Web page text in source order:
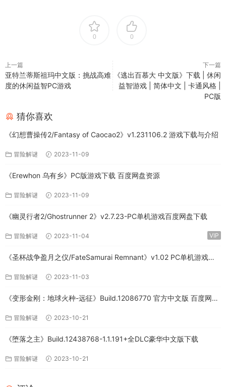
0 0
上一篇
亚特兰蒂斯祖玛中文版：挑战高难
度的休闲益智PC游戏
下一篇
《逃出百慕大 中文版》下载 | 休闲
益智游戏 | 简体中文 | 卡通风格 |
PC版
猜你喜欢
《幻想曹操传2/Fantasy of Caocao2》v1.231106.2 游戏下载与介绍
冒险解谜 2023-11-09
《Erewhon 乌有乡》PC版游戏下载 百度网盘资源
冒险解谜 2023-11-09
《幽灵行者2/Ghostrunner 2》v2.7.23-PC单机游戏百度网盘下载
冒险解谜 2023-11-04 VIP
《圣杯战争盈月之仪/FateSamurai Remnant》v1.02 PC单机游戏下
冒险解谜 2023-11-03
《变形金刚：地球火种-远征》Build.12086770 官方中文版 百度网盘
冒险解谜 2023-10-21
《堕落之主》Build.12438768-1.1.191+全DLC豪华中文版下载
冒险解谜 2023-10-21